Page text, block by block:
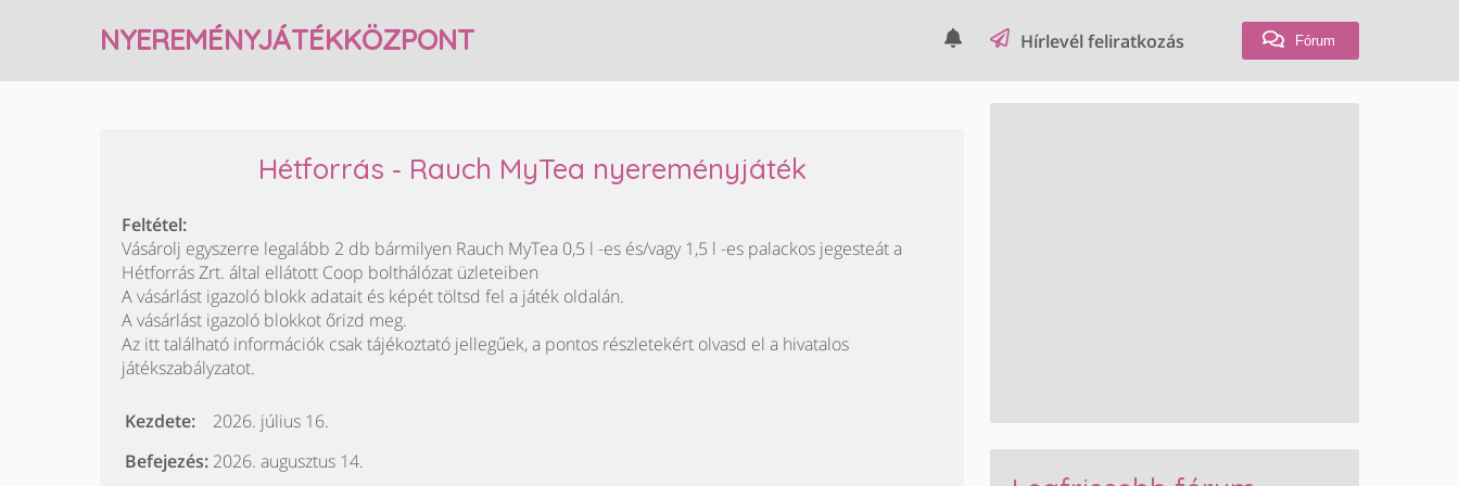
NYEREMÉNYJÁTÉKKÖZPONT Hírlevél feliratkozás Fórum
Hétforrás - Rauch MyTea nyereményjáték
Feltétel:
Vásárolj egyszerre legalább 2 db bármilyen Rauch MyTea 0,5 l -es és/vagy 1,5 l -es palackos jegesteát a
Hétforrás Zrt. által ellátott Coop bolthálózat üzleteiben
A vásárlást igazoló blokk adatait és képét töltsd fel a játék oldalán.
A vásárlást igazoló blokkot őrizd meg.
Az itt található információk csak tájékoztató jellegűek, a pontos részletekért olvasd el a hivatalos
játékszabályzatot.
Kezdete:
2026. július 16.
Befejezés: 2026. augusztus 14.